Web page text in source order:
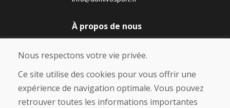
À propos de nous
Blog
À propos de nous
Contact
Achat
Nous respectons votre vie privée.
Ce site utilise des cookies pour vous offrir une
expérience de navigation optimale. Vous pouvez
retrouver toutes les informations importantes